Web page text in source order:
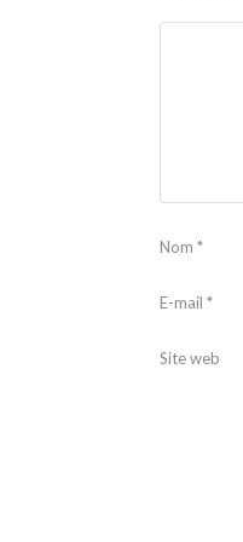
Nom *
E-mail *
Site web